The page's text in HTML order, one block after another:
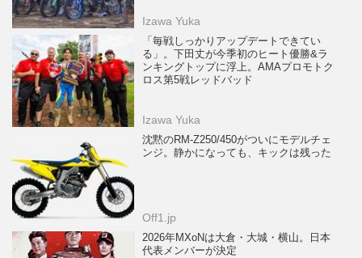
Izawa Yuka
「毎戦しっかりアップデートできてい
る」。下田丈が今季初のヒート優勝&ラ
ンキングトップに浮上。AMAプロモトク
ロス第5戦レッドバッド
Izawa Yuka
沈黙のRM-Z250/450がついにモデルチェ
ンジ。静かになっても、キックは残った
Off1.jp
2026年MXoNは大倉・大城・横山。日本
代表メンバーが決定